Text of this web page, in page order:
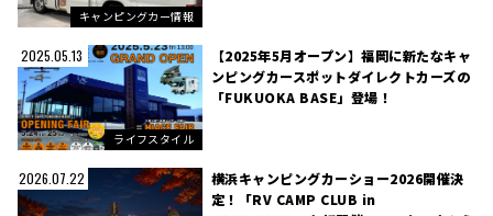
キャンピングカー情報
2025.05.13
ライフスタイル
【2025年5月オープン】福岡に新たなキャ
ンピングカースポットダイレクトカーズの
「FUKUOKA BASE」登場！
2026.07.22
横浜キャンピングカーショー2026開催決
定！「RV CAMP CLUB in